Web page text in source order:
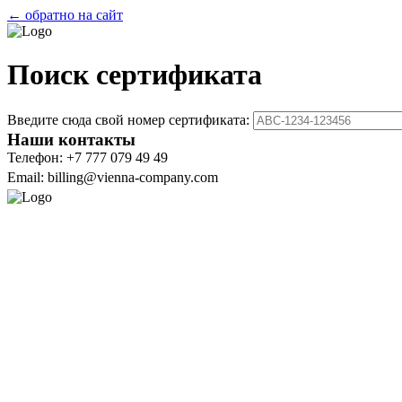
← обратно на сайт
Поиск сертификата
Введите сюда свой номер сертификата:
Наши контакты
Телефон: +7 777 079 49 49
Email: billing@vienna-company.com